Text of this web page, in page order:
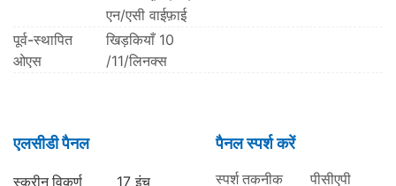
एन/एसी वाईफ़ाई
पूर्व-स्थापित
ओएस
खिड़कियाँ 10
/11/लिनक्स
एलसीडी पैनल
स्क्रीन विकर्ण
17 इंच
पैनल स्पर्श करें
स्पर्श तकनीक
पीसीएपी